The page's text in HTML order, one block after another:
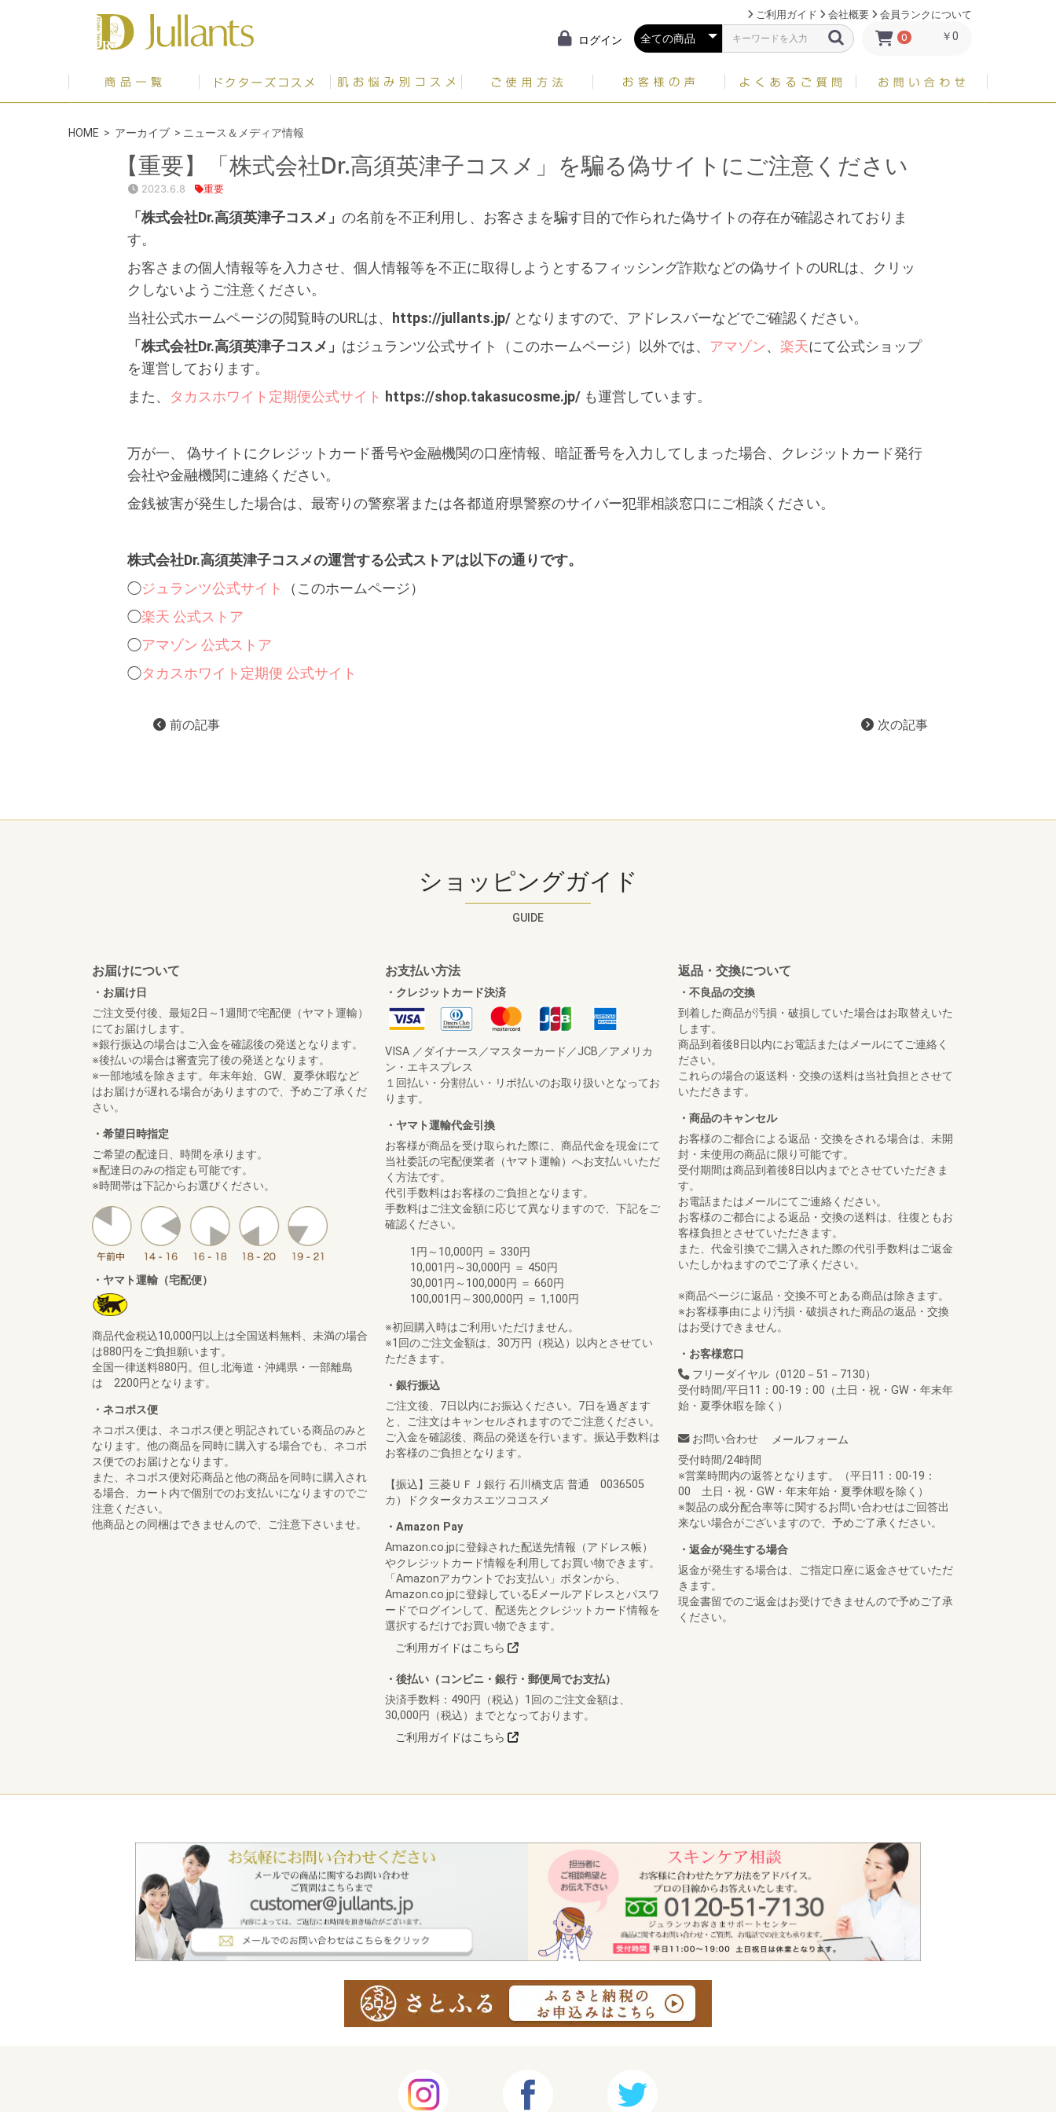
ご利用ガイド 会社概要 会員ランクについて
ログイン 0 ￥0
洗顔・クレンジング
化粧水
美容液・マスク
乳液・クリーム
日焼け止め・化粧下地
お試し・トライアル
その他
おまとめ買い
キャンペーン
HOME > アーカイブ > ニュース＆メディア情報
【重要】「株式会社Dr.高須英津子コスメ」を騙る偽サイトにご注意ください
2023.6.8 重要
「株式会社Dr.高須英津子コスメ」 の名前を不正利用し、お客さまを騙す目的で作られた偽サイトの存在が確認されておりま
す。
お客さまの個人情報等を入力させ、個人情報等を不正に取得しようとするフィッシング詐欺などの偽サイトのURLは、クリッ
クしないようご注意ください。
当社公式ホームページの閲覧時のURLは、
https://jullants.jp/ となりますので、アドレスバーなどでご確認ください。
「株式会社Dr.高須英津子コスメ」 はジュランツ公式サイト（このホームページ）以外では、 アマゾン、 楽天にて公式ショップ
を運営しております。
また、 タカスホワイト定期便公式サイト https://shop.takasucosme.jp/ も運営しています。
万が一、 偽サイトにクレジットカード番号や金融機関の口座情報、暗証番号を入力してしまった場合、クレジットカード発行
会社や金融機関に連絡ください。
金銭被害が発生した場合は、最寄りの警察署または各都道府県警察のサイバー犯罪相談窓口にご相談ください。
株式会社Dr.高須英津子コスメの運営する公式ストアは以下の通りです。
◯ジュランツ公式サイト
（このホームページ）
◯楽天 公式ストア
◯アマゾン 公式ストア
◯タカスホワイト定期便 公式サイト
前の記事 次の記事
ショッピングガイド
GUIDE
お届けについて
・お届け日
ご注文受付後、最短2日～1週間で宅配便（ヤマト運輸）
にてお届けします。
※銀行振込の場合はご入金を確認後の発送となります。
※後払いの場合は審査完了後の発送となります。
※一部地域を除きます。年末年始、GW、夏季休暇など
はお届けが遅れる場合がありますので、予めご了承くだ
さい。
・希望日時指定
ご希望の配達日、時間を承ります。
※配達日のみの指定も可能です。
※時間帯は下記からお選びください。
・ヤマト運輸（宅配便）
商品代金税込10,000円以上は全国送料無料、未満の場合
は880円をご負担願います。
全国一律送料880円。但し北海道・沖縄県・一部離島
は 2200円となります。
・ネコポス便
ネコポス便は、ネコポス便と明記されている商品のみと
なります。他の商品を同時に購入する場合でも、ネコポ
ス便でのお届けとなります。
また、ネコポス便対応商品と他の商品を同時に購入され
る場合、カート内で個別でのお支払いになりますのでご
注意ください。
他商品との同梱はできませんので、ご注意下さいませ。
お支払い方法
・クレジットカード決済
VISA ／ダイナース／マスターカード／JCB／アメリカ
ン・エキスプレス
１回払い・分割払い・リボ払いのお取り扱いとなってお
ります。
・ヤマト運輸代金引換
お客様が商品を受け取られた際に、商品代金を現金にて
当社委託の宅配便業者（ヤマト運輸）へお支払いいただ
く方法です。
代引手数料はお客様のご負担となります。
手数料はご注文金額に応じて異なりますので、下記をご
確認ください。
1円～10,000円 ＝ 330円
10,001円～30,000円 ＝ 450円
30,001円～100,000円 ＝ 660円
100,001円～300,000円 ＝ 1,100円
※初回購入時はご利用いただけません。
※1回のご注文金額は、30万円（税込）以内とさせてい
ただきます。
・銀行振込
ご注文後、7日以内にお振込ください。7日を過ぎます
と、ご注文はキャンセルされますのでご注意ください。
ご入金を確認後、商品の発送を行います。振込手数料は
お客様のご負担となります。
【振込】三菱ＵＦＪ銀行 石川橋支店 普通 0036505
カ）ドクタータカスエツココスメ
・Amazon Pay
Amazon.co.jpに登録された配送先情報（アドレス帳）
やクレジットカード情報を利用してお買い物できます。
「Amazonアカウントでお支払い」ボタンから、
Amazon.co.jpに登録しているEメールアドレスとパスワ
ードでログインして、配送先とクレジットカード情報を
選択するだけでお買い物できます。
ご利用ガイドはこちら
・後払い（コンビニ・銀行・郵便局でお支払）
決済手数料：490円（税込）1回のご注文金額は、
30,000円（税込）までとなっております。
ご利用ガイドはこちら
返品・交換について
・不良品の交換
到着した商品が汚損・破損していた場合はお取替えいた
します。
商品到着後8日以内にお電話またはメールにてご連絡く
ださい。
これらの場合の返送料・交換の送料は当社負担とさせて
いただきます。
・商品のキャンセル
お客様のご都合による返品・交換をされる場合は、未開
封・未使用の商品に限り可能です。
受付期間は商品到着後8日以内までとさせていただきま
す。
お電話またはメールにてご連絡ください。
お客様のご都合による返品・交換の送料は、往復ともお
客様負担とさせていただきます。
また、代金引換でご購入された際の代引手数料はご返金
いたしかねますのでご了承ください。
※商品ページに返品・交換不可とある商品は除きます。
※お客様事由により汚損・破損された商品の返品・交換
はお受けできません。
・お客様窓口
フリーダイヤル（0120－51－7130）
受付時間/平日11：00-19：00（土日・祝・GW・年末年
始・夏季休暇を除く）
お問い合わせ メールフォーム
受付時間/24時間
※営業時間内の返答となります。（平日11：00-19：
00 土日・祝・GW・年末年始・夏季休暇を除く）
※製品の成分配合率等に関するお問い合わせはご回答出
来ない場合がございますので、予めご了承ください。
・返金が発生する場合
返金が発生する場合は、ご指定口座に返金させていただ
きます。
現金書留でのご返金はお受けできませんので予めご了承
ください。